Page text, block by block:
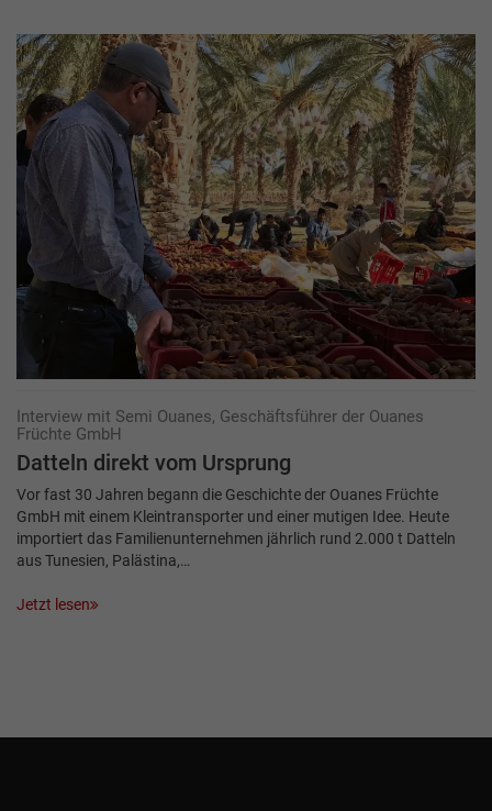
Interview mit Semi Ouanes, Geschäftsführer der Ouanes
Früchte GmbH
Datteln direkt vom Ursprung
Vor fast 30 Jahren begann die Geschichte der Ouanes Früchte
GmbH mit einem Kleintransporter und einer mutigen Idee. Heute
importiert das Familienunternehmen jährlich rund 2.000 t Datteln
aus Tunesien, Palästina,…
Jetzt lesen